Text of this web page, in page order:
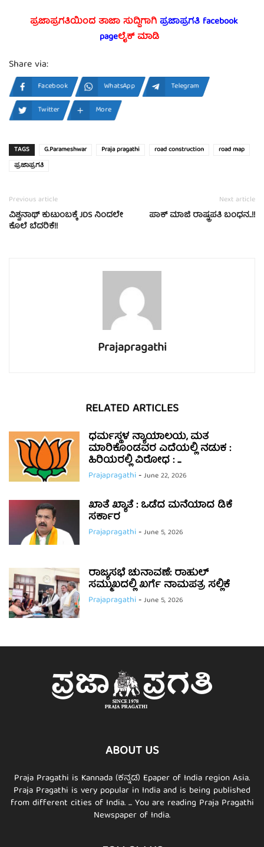
ಪ್ರಜಾಪ್ರಗತಿಯಿಂದ ತಾಜಾ ಸುದ್ದಿಗಾಗಿಪ್ರಜಾಪ್ರಗತಿ facebook
pageಲೈಕ್ ಮಾಡಿ
Share via:
Facebook WhatsApp
Telegram
Twitter
More
TAGS G.Parameshwar Praja pragathi road construction
road map
ಪ್ರಜಾಪ್ರಗತಿ
Previous article
ವಿಶ್ವನಾಥ್‌ ಕುಟುಂಬಕ್ಕೆ JDS ನಿಂದಲೇ
ಕೊಲೆ ಬೆದರಿಕೆ!!
Next article
ಪಾಕ್‌ ಮಾಜಿ ರಾಷ್ಟ್ರಪತಿ ಬಂಧನ..!!
Prajapragathi
RELATED ARTICLES
ಧರ್ಮಸ್ಥಳ ನ್ಯಾಯಾಲಯ, ಮತ
ಮಾರಿಕೊಂಡವರ ಎದೆಯಲ್ಲಿ ನಡುಕ :
ಹಿರಿಯರಲ್ಲಿ ವಿರೋಧ : ...
Prajapragathi-June 22, 2026
ಖಾತೆ ಖ್ಯಾತೆ : ಒಡೆದ ಮನೆಯಾದ ಡಿಕೆ
ಸರ್ಕಾರ
Prajapragathi-June 5, 2026
ರಾಜ್ಯಸಭೆ ಚುನಾವಣೆ: ರಾಹುಲ್
ಸಮ್ಮುಖದಲ್ಲಿ ಖರ್ಗೆ ನಾಮಪತ್ರ ಸಲ್ಲಿಕೆ
Prajapragathi-June 5, 2026
ABOUT US
Praja Pragathi is Kannada (ಕನ್ನಡ) Epaper of India region Asia.
Praja Pragathi is very popular in India and is being published
from different cities of India. ... You are reading Praja Pragathi
Newspaper of India.